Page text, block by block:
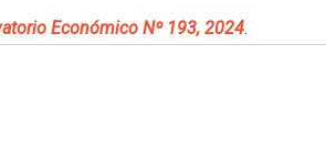
Económico Nº 193, 2024.